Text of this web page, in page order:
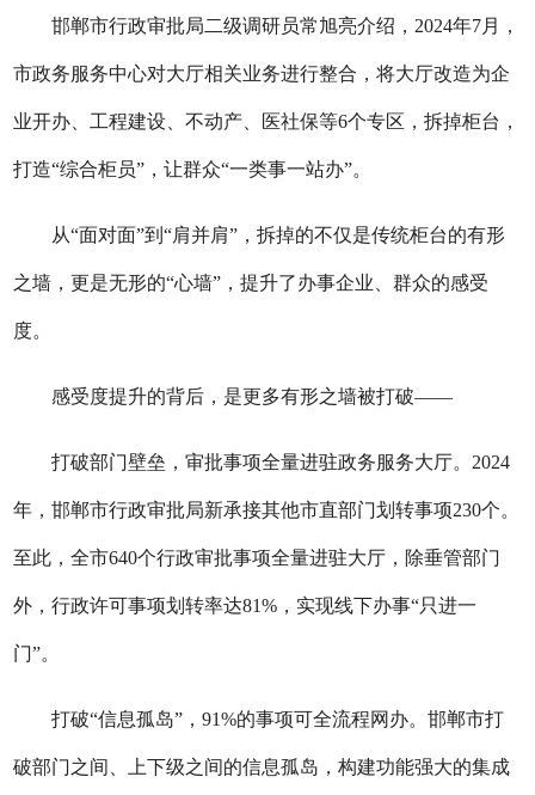
邯郸市行政审批局二级调研员常旭亮介绍，2024年7月，
市政务服务中心对大厅相关业务进行整合，将大厅改造为企
业开办、工程建设、不动产、医社保等6个专区，拆掉柜台，
打造“综合柜员”，让群众“一类事一站办”。
从“面对面”到“肩并肩”，拆掉的不仅是传统柜台的有形
之墙，更是无形的“心墙”，提升了办事企业、群众的感受
度。
感受度提升的背后，是更多有形之墙被打破——
打破部门壁垒，审批事项全量进驻政务服务大厅。2024
年，邯郸市行政审批局新承接其他市直部门划转事项230个。
至此，全市640个行政审批事项全量进驻大厅，除垂管部门
外，行政许可事项划转率达81%，实现线下办事“只进一
门”。
打破“信息孤岛”，91%的事项可全流程网办。邯郸市打
破部门之间、上下级之间的信息孤岛，构建功能强大的集成